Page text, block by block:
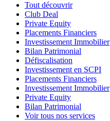
Tout découvrir
Club Deal
Private Equity
Placements Financiers
Investissement Immobilier
Bilan Patrimonial
Défiscalisation
Investissement en SCPI
Placements Financiers
Investissement Immobilier
Private Equity
Bilan Patrimonial
Voir tous nos services